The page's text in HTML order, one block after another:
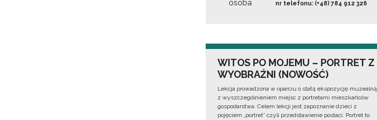
osoba
nr telefonu: (+48) 784 912 326
WITOS PO MOJEMU – PORTRET Z
WYOBRAŹNI (NOWOŚĆ)
Lekcja prowadzona w oparciu o stałą ekspozycję muzealną
z wyszczególnieniem miejsc z portretami mieszkańców
gospodarstwa. Celem lekcji jest zapoznanie dzieci z
pojęciem „portret” czyli przedstawienie postaci. Portret to